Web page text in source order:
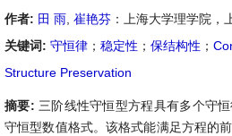
作者: 田 雨 崔艳芬 ：上海大学理学院，
关键词: 守恒律 ； 稳定性 ； 保结构性 ；
Structure Preservation
摘要: 三阶线性守恒型方程具有多个守
守恒型数值格式。该格式能满足方程的